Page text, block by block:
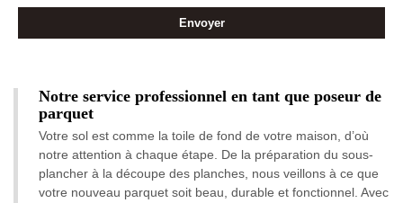
Notre service professionnel en tant que poseur de
parquet
Votre sol est comme la toile de fond de votre maison, d’où
notre attention à chaque étape. De la préparation du sous-
plancher à la découpe des planches, nous veillons à ce que
votre nouveau parquet soit beau, durable et fonctionnel. Avec